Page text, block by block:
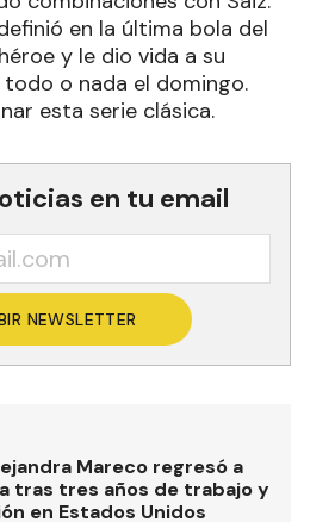
en la última bola del
y le dio vida a su
o nada el domingo.
esta serie clásica.
en tu email
NEWSLETTER
Mareco regresó a
tras tres años de trabajo y
en Estados Unidos